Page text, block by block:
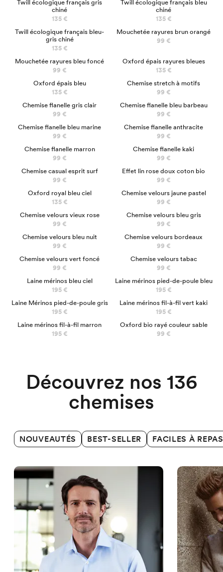
Twill écologique français gris
chiné
135 €
Twill écologique français bleu
chiné
135 €
Twill écologique français bleu-
gris chiné
135 €
Mouchetée rayures brun orangé
99 €
Mouchetée rayures bleu foncé
99 €
Oxford épais rayures bleues
135 €
Oxford épais bleu
135 €
Chemise stretch à motifs
99 €
Chemise flanelle gris clair
99 €
Chemise flanelle bleu barbeau
99 €
Chemise flanelle bleu marine
99 €
Chemise flanelle anthracite
99 €
Chemise flanelle marron
99 €
Chemise flanelle kaki
99 €
Chemise casual esprit surf
99 €
Effet lin rose doux coton bio
99 €
Oxford royal bleu ciel
135 €
Chemise velours jaune pastel
99 €
Chemise velours vieux rose
99 €
Chemise velours bleu gris
99 €
Chemise velours bleu nuit
99 €
Chemise velours bordeaux
99 €
Chemise velours vert foncé
99 €
Chemise velours tabac
99 €
Laine mérinos bleu ciel
195 €
Laine mérinos pied-de-poule bleu
195 €
Laine Mérinos pied-de-poule gris
195 €
Laine mérinos fil-à-fil vert kaki
195 €
Laine mérinos fil-à-fil marron
195 €
Oxford bio rayé couleur sable
99 €
Découvrez nos 136
chemises
NOUVEAUTÉS BEST-SELLER FACILES À
Chemises Business